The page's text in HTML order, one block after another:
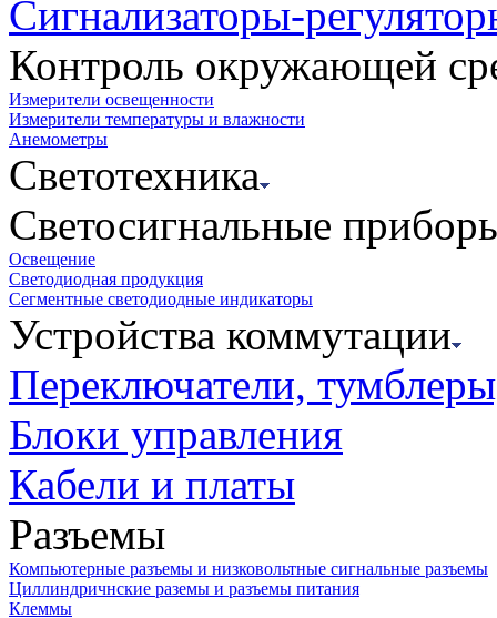
Сигнализаторы-
Контроль окружающей
Измерители освещенности
Измерители температуры и влажности
Анемометры
Светотехника
Светосигнальные
Освещение
Светодиодная продукция
Сегментные светодиодные индикаторы
Устройства коммутации
Переключатели,
Блоки управления
Кабели и платы
Разъемы
Компьютерные разъемы и низковольтные сигнальные разъемы
Циллиндричнские раземы и разъемы питания
Клеммы